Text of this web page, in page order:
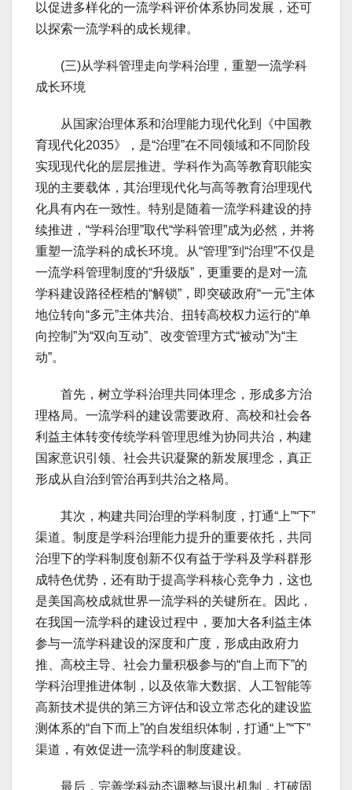
以促进多样化的一流学科评价体系协同发展，还可
以探索一流学科的成长规律。
(三)从学科管理走向学科治理，重塑一流学科
成长环境
从国家治理体系和治理能力现代化到《中国教
育现代化2035》，是“治理”在不同领域和不同阶段
实现现代化的层层推进。学科作为高等教育职能实
现的主要载体，其治理现代化与高等教育治理现代
化具有内在一致性。特别是随着一流学科建设的持
续推进，“学科治理”取代“学科管理”成为必然，并将
重塑一流学科的成长环境。从“管理”到“治理”不仅是
一流学科管理制度的“升级版”，更重要的是对一流
学科建设路径桎梏的“解锁”，即突破政府“一元”主体
地位转向“多元”主体共治、扭转高校权力运行的“单
向控制”为“双向互动”、改变管理方式“被动”为“主
动”。
首先，树立学科治理共同体理念，形成多方治
理格局。一流学科的建设需要政府、高校和社会各
利益主体转变传统学科管理思维为协同共治，构建
国家意识引领、社会共识凝聚的新发展理念，真正
形成从自治到管治再到共治之格局。
其次，构建共同治理的学科制度，打通“上”“下”
渠道。制度是学科治理能力提升的重要依托，共同
治理下的学科制度创新不仅有益于学科及学科群形
成特色优势，还有助于提高学科核心竞争力，这也
是美国高校成就世界一流学科的关键所在。因此，
在我国一流学科的建设过程中，要加大各利益主体
参与一流学科建设的深度和广度，形成由政府力
推、高校主导、社会力量积极参与的“自上而下”的
学科治理推进体制，以及依靠大数据、人工智能等
高新技术提供的第三方评估和设立常态化的建设监
测体系的“自下而上”的自发组织体制，打通“上”“下”
渠道，有效促进一流学科的制度建设。
最后，完善学科动态调整与退出机制，打破固